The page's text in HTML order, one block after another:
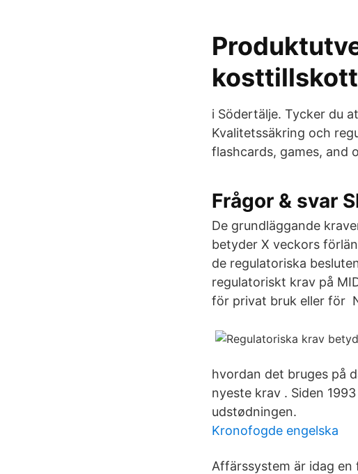
i Södertälje. Tycker du
Kvalitetssäkring och
flashcards, games, and
Frågor & svar
De grundläggande
betyder X veckors
de regulatoriska
regulatoriskt krav på
för privat bruk eller för
hvordan det bruges på
nyeste krav . Siden
udstødningen.
Kronofogde engelska
Affärssystem är idag